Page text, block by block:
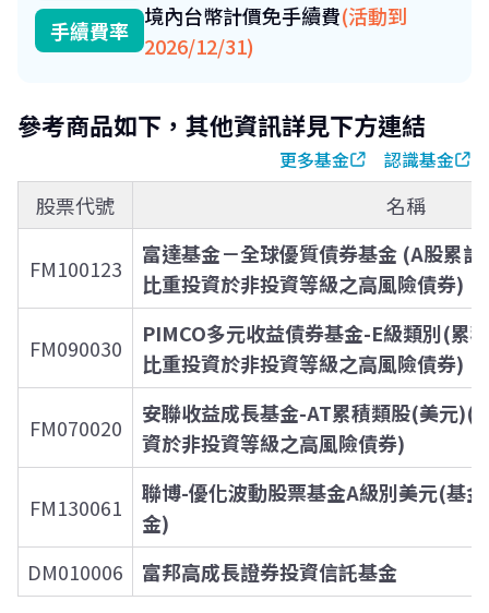
手續費率
境內台幣計價免手續費(活動到
2026/12/31)
參考商品如下，其他資訊詳見下方連結
更多基金 認識基金
股票代號 名稱
FM100123
富達基金－全球優質債券基金 (A股累
比重投資於非投資等級之高風險債券)
FM090030
PIMCO多元收益債券基金-E級類別(累
比重投資於非投資等級之高風險債券)
FM070020
安聯收益成長基金-AT累積類股(美元)(
資於非投資等級之高風險債券)
FM130061
聯博-優化波動股票基金A級別美元(基
金)
DM010006
富邦高成長證券投資信託基金